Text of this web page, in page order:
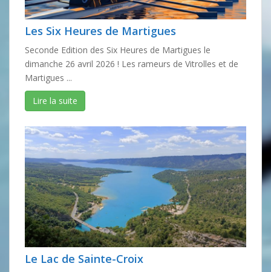
Les Six Heures de Martigues
Seconde Edition des Six Heures de Martigues le
dimanche 26 avril 2026 ! Les rameurs de Vitrolles et de
Martigues ...
Lire la suite
Le Lac de Sainte-Croix